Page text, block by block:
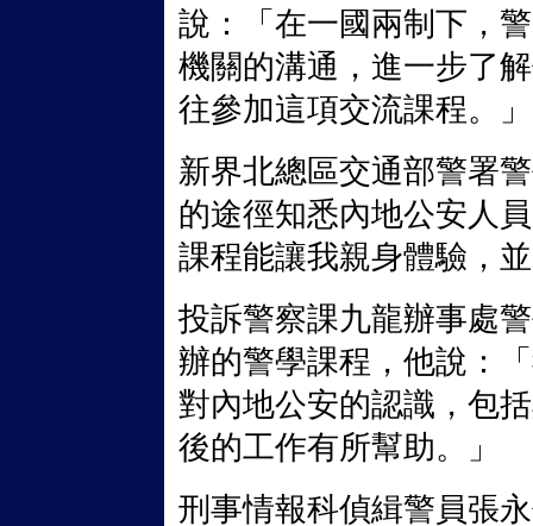
說：「在一國兩制下，
機關的溝通，進一步了
往參加這項交流課程。」
新界北總區交通部警署
的途徑知悉內地公安人
課程能讓我親身體驗，
投訴警察課九龍辦事處
辦的警學課程，他說：
對內地公安的認識，包
後的工作有所幫助。」
刑事情報科偵緝警員張